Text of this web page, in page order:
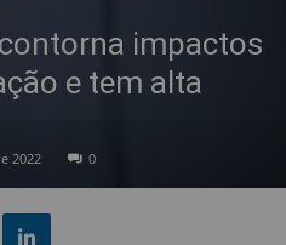
impactos
e tem alta
2022 0